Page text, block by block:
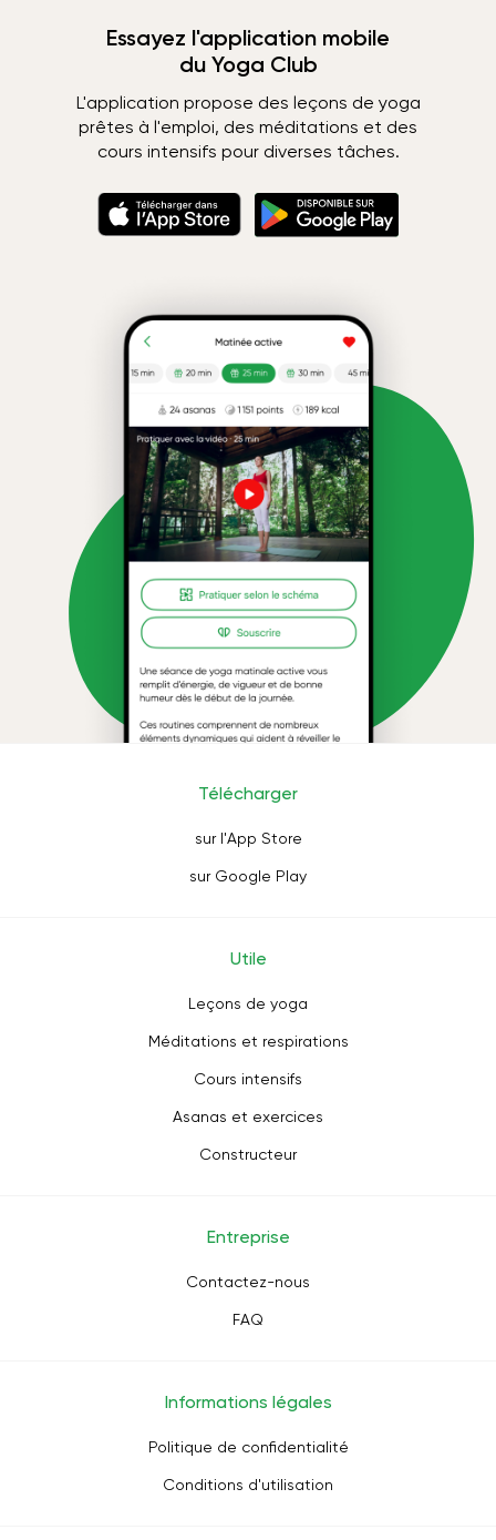
Essayez l'application mobile
du Yoga Club
L'application propose des leçons de yoga
prêtes à l'emploi, des méditations et des
cours intensifs pour diverses tâches.
Télécharger
sur l'App Store
sur Google Play
Utile
Leçons de yoga
Méditations et respirations
Cours intensifs
Asanas et exercices
Constructeur
Entreprise
Contactez-nous
FAQ
Informations légales
Politique de confidentialité
Conditions d'utilisation